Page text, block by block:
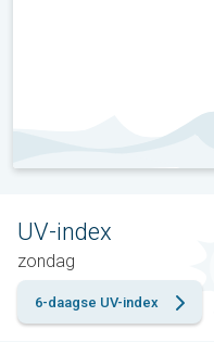
UV-index
zondag
6-daagse UV-index